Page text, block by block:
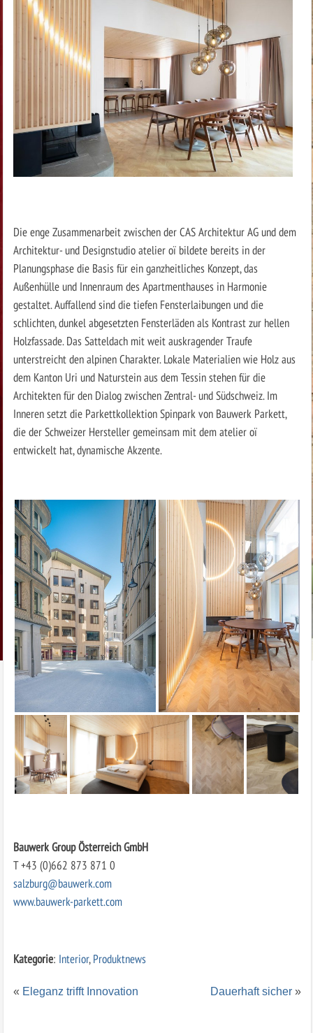
Die enge Zusammenarbeit zwischen der CAS Architektur AG und dem
Architektur- und Designstudio atelier oï bildete bereits in der
Planungsphase die Basis für ein ganzheitliches Konzept, das
Außenhülle und Innenraum des Apartmenthauses in Harmonie
gestaltet. Auffallend sind die tiefen Fensterlaibungen und die
schlichten, dunkel abgesetzten Fensterläden als Kontrast zur hellen
Holzfassade. Das Satteldach mit weit auskragender Traufe
unterstreicht den alpinen Charakter. Lokale Materialien wie Holz aus
dem Kanton Uri und Naturstein aus dem Tessin stehen für die
Architekten für den Dialog zwischen Zentral- und Südschweiz. Im
Inneren setzt die Parkettkollektion Spinpark von Bauwerk Parkett,
die der Schweizer Hersteller gemeinsam mit dem atelier oï
entwickelt hat, dynamische Akzente.
Bauwerk Group Österreich GmbH
T +43 (0)662 873 871 0
salzburg@bauwerk.com
www.bauwerk-parkett.com
Kategorie: Interior,Produktnews
« Eleganz trifft Innovation Dauerhaft sicher »